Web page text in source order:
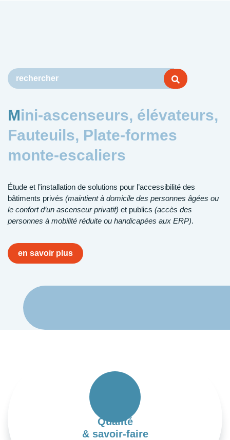
Mini-ascenseurs, élévateurs,
Fauteuils, Plate-formes
monte-escaliers
Étude et l’installation de solutions pour l’accessibilité des
bâtiments privés (maintient à domicile des personnes âgées ou
le confort d’un ascenseur privatif) et publics (accès des
personnes à mobilité réduite ou handicapées aux ERP).
en savoir plus
Qualité
& savoir-faire